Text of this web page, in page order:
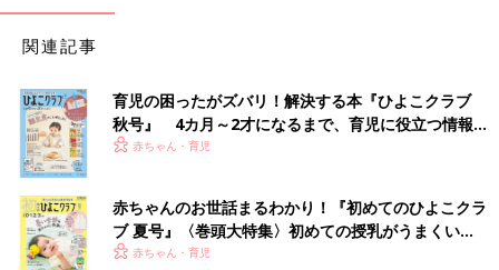
この頃は便秘のかたいウンチで肛門が切れたり、肛門が拡張して
ると自然になくなることがほとんどですが、ヒダの間に汚れたま
りやすいのでぬるま湯などで洗い流して清潔にしておくことが大
切です。
【医師監修】赤ちゃんが便秘気味 【0～
1歳】症状別 受診の目安とホームケア
排便の回数が多少減っても、赤ちゃんがよく動
関連記事
育児の困ったがズバリ！解決する本『ひよこクラブ
秋号』 4カ月～2才になるまで、育児に役立つ情報が
いっぱい！
赤ちゃん・育児
赤ちゃんのお世話まるわかり！『初めてのひよこクラ
ブ 夏号』〈巻頭大特集〉初めての授乳がうまくい
く！ おっぱい・ミルクの基本と夏のトラブル 解決テ
赤ちゃん・育児